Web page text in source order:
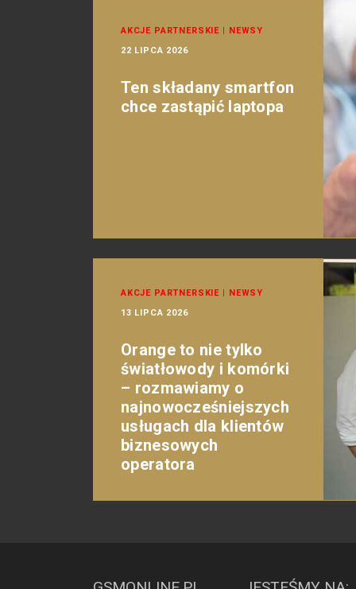
AKCJE PARTNERSKIE | NEWSY
22 LIPCA 2026
Ten składany smartfon
chce zastąpić laptopa
AKCJE PARTNERSKIE | NEWSY
13 LIPCA 2026
Orange to nie tylko
światłowody i komórki
– rozmawiamy o
najnowocześniejszych
usługach dla klientów
biznesowych
operatora